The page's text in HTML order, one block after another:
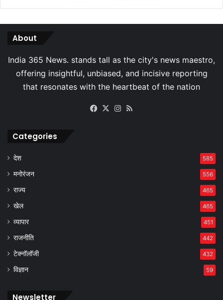
About
Facebook
X Instagram
Categories
देश 585
मनोरंजन 556
राज्य 465
खेल 465
व्यापार 451
राजनीति 442
टेक्नॉलॉजी 432
विज्ञान 59
Newsletter